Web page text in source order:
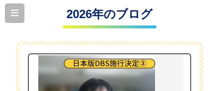
2026年のブログ